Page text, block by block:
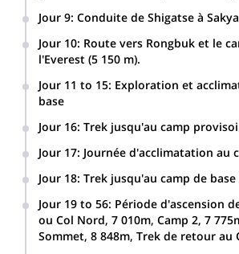
Jour 9: Conduite de Shigatse à
Jour 10: Route vers Rongbuk et le
l'Everest (5 150 m).
Jour 11 to 15: Exploration et
base
Jour 16: Trek jusqu'au camp
Jour 17: Journée d'acclimatation au
Jour 18: Trek jusqu'au camp de base
Jour 19 to 56: Période d'ascension
ou Col Nord, 7 010m, Camp 2, 7
Sommet, 8 848m, Trek de retour au